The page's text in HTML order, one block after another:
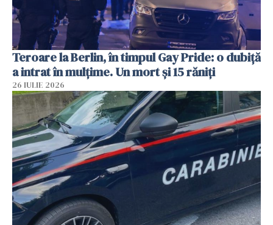
Teroare la Berlin, în timpul Gay Pride: o dubiță
a intrat în mulțime. Un mort și 15 răniți
26 IULIE 2026